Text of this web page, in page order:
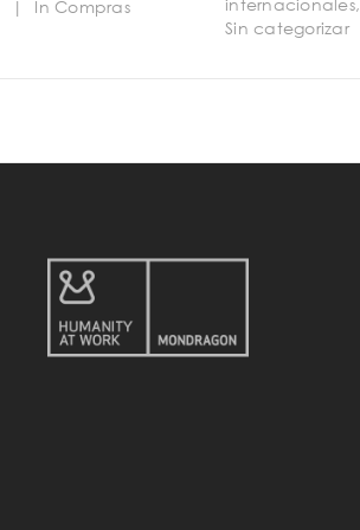
| In Compras
Sin categorizar